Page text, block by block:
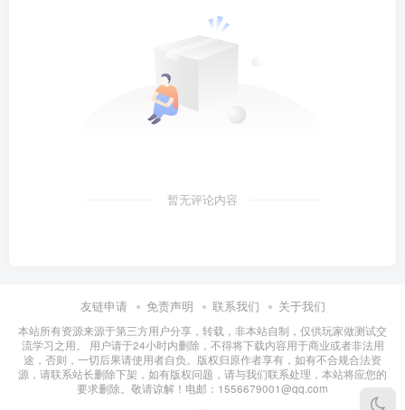
暂无评论内容
友链申请 免责声明 联系我们 关于我们
本站所有资源来源于第三方用户分享，转载，非本站自制，仅供玩家做测试交
流学习之用。 用户请于24小时内删除，不得将下载内容用于商业或者非法用
途，否则，一切后果请使用者自负。版权归原作者享有，如有不合规合法资
源，请联系站长删除下架，如有版权问题，请与我们联系处理，本站将应您的
要求删除。敬请谅解！电邮：1556679001@qq.com